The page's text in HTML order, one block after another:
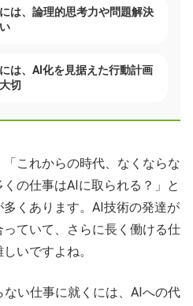
は、論理的思考力や問題解決
は、AI化を見据えた行動計画
切
これからの時代、なくならな
の仕事はAIに取られる？」と
くあります。AI技術の発達が
ていて、さらに長く働ける仕
いですよね。
い仕事に就くには、AIへの代